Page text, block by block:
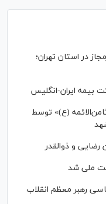
در استان تهران؛
بیمه ایران-انگلیس
(ع)» توسط
و ذوالقدر
ملی شد
رهبر معظم انقلاب